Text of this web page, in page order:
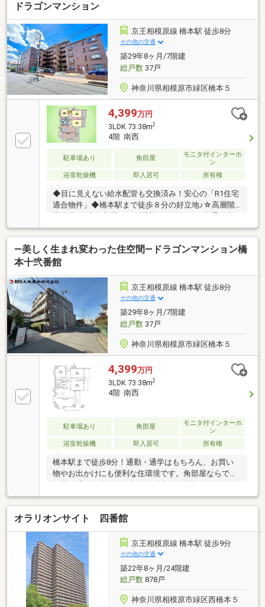
ドラゴンマンション
京王相模原線 橋本駅 徒歩8分
その他の交通
築29年8ヶ月/7階建
総戸数37戸
神奈川県相模原市緑区橋本５
4,399万円
3LDK 73.38m2
4階 南西
駐車場あり 角部屋
モニタ付インターホ
ン
浴室乾燥機
即入居可 所有権
◆目に見えない給水配管も交換済み！安心の「R1住宅
適合物件」◆橋本駅まで徒歩８分の好立地♪☆高層階×
最上階×三方角部屋につき眺望・陽当たり・風通し良
好です♪◆アフターサービス保証＆瑕疵保険加入予
定！購入後の安心感が違います☆周辺商業施設多数の
好立地♪■当日OKの見学予約は【0120-806013】へ【提
携住宅ローン】 ●大手都市銀行 ●変動金利 年0.73％●
可 たくさんのお客様からのお言葉に感謝してこれか
らも楽しく素敵なお家探しをお約束します。いつでも
お客様のお問合せをお待ちしております☆☆
―美しく生まれ変わった住空間―ドラゴンマンション橋
本十弐番館
京王相模原線 橋本駅 徒歩8分
その他の交通
築29年8ヶ月/7階建
総戸数37戸
神奈川県相模原市緑区橋本５
4,399万円
3LDK 73.38m2
4階 南西
駐車場あり 角部屋
モニタ付インターホ
ン
浴室乾燥機
即入居可 所有権
橋本駅まで徒歩8分！通勤・通学はもちろん、お買い
物やお出かけにも便利な住環境です。角部屋ならでは
の開放感と陽当たりの良さが魅力。17帖超えのゆとり
あるLDKは、ご家族が自然と集まる心地よい空間で
す。大切なペットと一緒に暮らせるのも嬉しいポイン
ト。周辺環境も整っており、毎日の暮らしがより快適
に。ぜひ一度、現地でこの開放感をご体感ください。
オラリオンサイト 四番館
京王相模原線 橋本駅 徒歩9分
その他の交通
築22年8ヶ月/24階建
総戸数878戸
神奈川県相模原市緑区西橋本５